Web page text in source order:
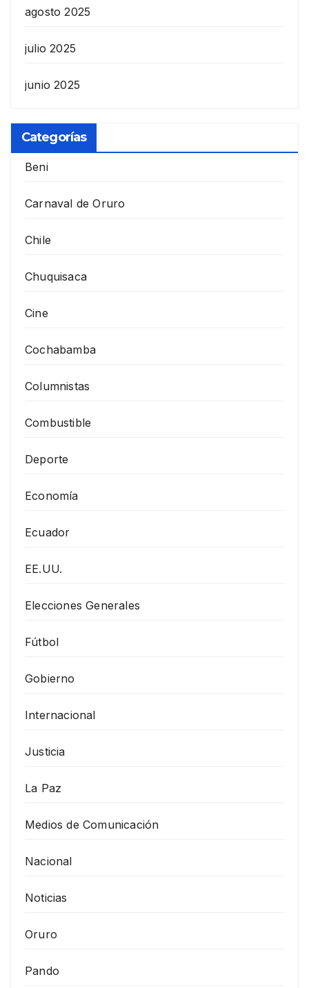
agosto 2025
julio 2025
junio 2025
Categorías
Beni
Carnaval de Oruro
Chile
Chuquisaca
Cine
Cochabamba
Columnistas
Combustible
Deporte
Economía
Ecuador
EE.UU.
Elecciones Generales
Fútbol
Gobierno
Internacional
Justicia
La Paz
Medios de Comunicación
Nacional
Noticias
Oruro
Pando